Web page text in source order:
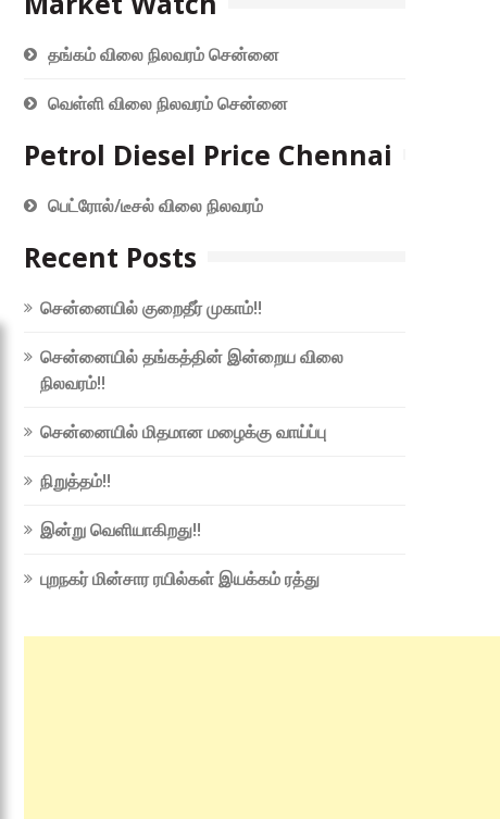
தங்கம் விலை நிலவரம் சென்னை
வெள்ளி விலை நிலவரம் சென்னை
Petrol Diesel Price Chennai
பெட்ரோல்/டீசல் விலை நிலவரம்
Recent Posts
சென்னையில் குறைதீர் முகாம்!!
சென்னையில் தங்கத்தின் இன்றைய விலை
நிலவரம்!!
சென்னையில் மிதமான மழைக்கு வாய்ப்பு
நிறுத்தம்!!
இன்று வெளியாகிறது!!
புறநகர் மின்சார ரயில்கள் இயக்கம் ரத்து